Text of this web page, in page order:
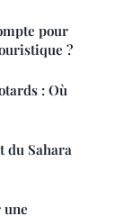
pour
?
: Où
du Sahara
une